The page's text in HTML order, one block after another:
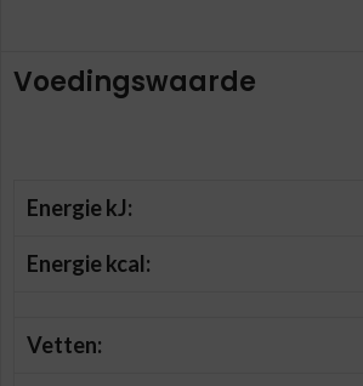
Voedingswaarde
Energie kJ:
Energie kcal:
Vetten: